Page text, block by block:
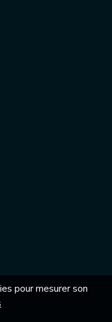
pour mesurer son